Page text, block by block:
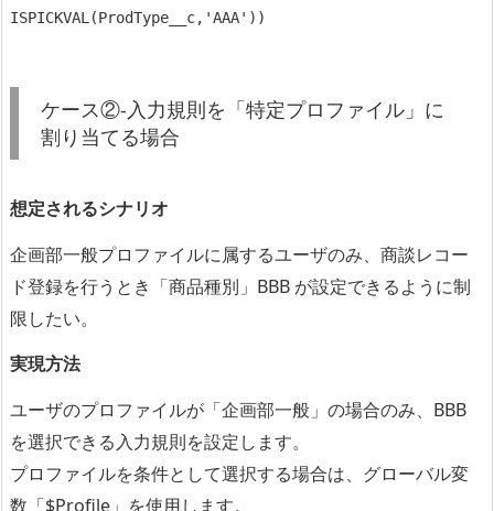
ISPICKVAL(ProdType__c,'AAA'))
ケース②-入力規則を「特定プロファイル」に
割り当てる場合
想定されるシナリオ
企画部一般プロファイルに属するユーザのみ、商談レコー
ド登録を行うとき「商品種別」BBB が設定できるように制
限したい。
実現方法
ユーザのプロファイルが「企画部一般」の場合のみ、BBB
を選択できる入力規則を設定します。
プロファイルを条件として選択する場合は、グローバル変
数「$Profile」を使用します。